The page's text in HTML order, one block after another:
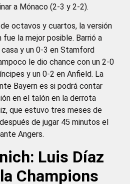
a Mónaco (2-3 y 2-2).
octavos y cuartos, la versión
fue la mejor posible. Barrió a
y un 0-3 en Stamford
le dio chance con un 2-0
y un 0-2 en Anfield. La
Bayern es si podrá contar
en el talón en la derrota
que estuvo tres meses de
de jugar 45 minutos el
Angers.
Luis Díaz
Champions